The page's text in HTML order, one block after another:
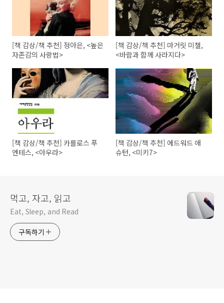
[책 감상/책 추천] 정아은, <높은
자존감의 사랑법>
[책 감상/책 추천] 마거릿 미첼,
<바람과 함께 사라지다>
[책 감상/책 추천] 카를로스 푸
엔테스, <아우라>
[책 감상/책 추천] 에드워드 애
슈턴, <미키7>
먹고, 자고, 읽고
Eat, Sleep, and Read
구독하기